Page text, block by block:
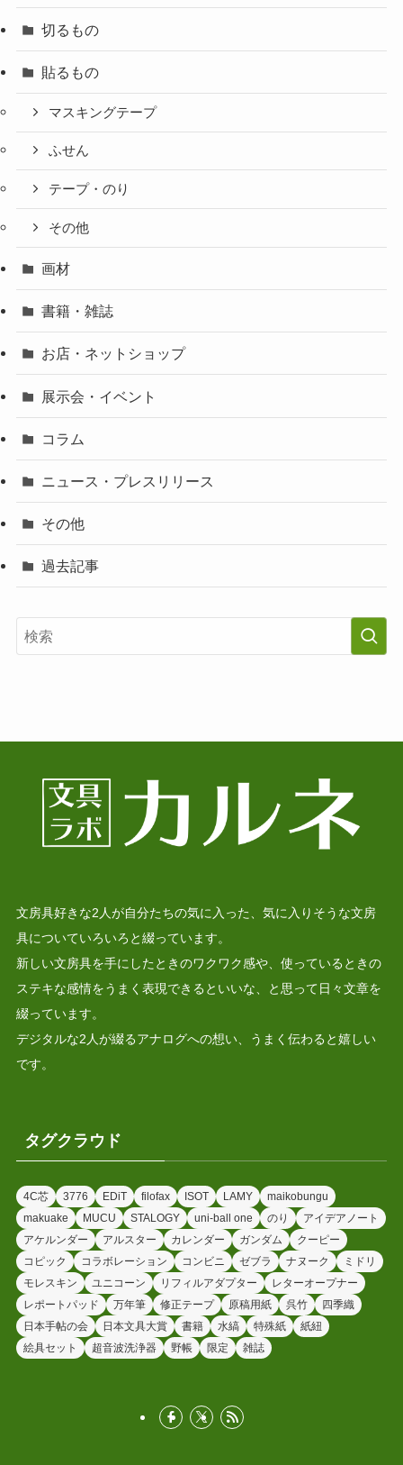
切るもの
貼るもの
マスキングテープ
ふせん
テープ・のり
その他
画材
書籍・雑誌
お店・ネットショップ
展示会・イベント
コラム
ニュース・プレスリリース
その他
過去記事
文房具好きな2人が自分たちの気に入った、気に入りそうな文房
具についていろいろと綴っています。
新しい文房具を手にしたときのワクワク感や、使っているときの
ステキな感情をうまく表現できるといいな、と思って日々文章を
綴っています。
デジタルな2人が綴るアナログへの想い、うまく伝わると嬉しい
です。
タグクラウド
4C芯 3776 EDiT filofax ISOT LAMY
maikobungu
makuake
MUCU STALOGY uni-ball one のり
アイデアノート
アケルンダー
アルスター カレンダー ガンダム
クーピー
コピック
コラボレーション コンビニ ゼブラ ナヌーク
ミドリ
モレスキン
ユニコーン リフィルアダプター
レターオープナー
レポートパッド
万年筆 修正テープ 原稿用紙 呉竹
四季織
日本手帖の会
日本文具大賞 書籍 水縞 特殊紙
紙紐
絵具セット
超音波洗浄器 野帳 限定 雑誌